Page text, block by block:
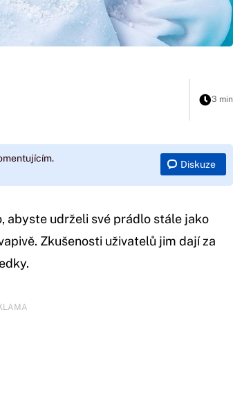
3 min
Diskuze
abyste udrželi své prádlo stále jako
Zkušenosti uživatelů jim dají za